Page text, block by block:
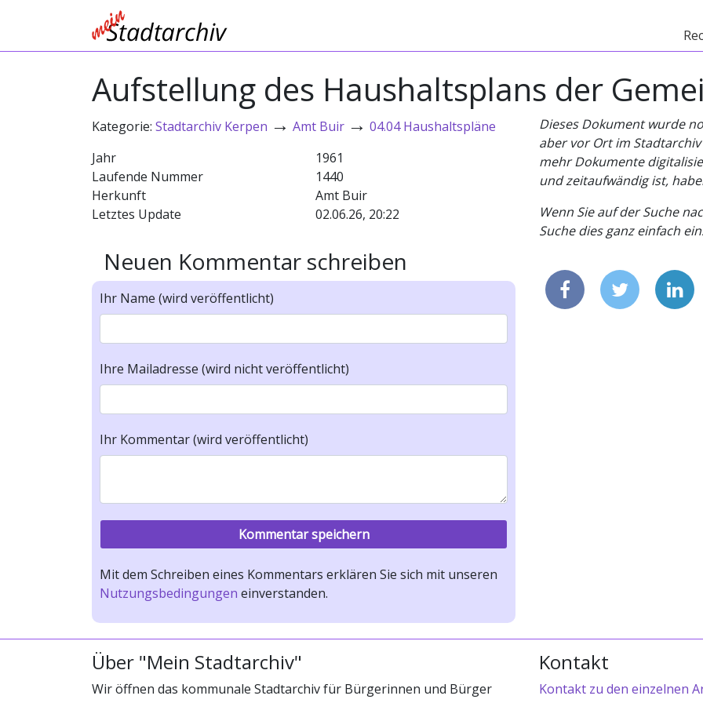
Aufstellung des Haushaltsplans der
Kategorie: Stadtarchiv Kerpen → Amt Buir → 04.04 Haushaltspläne
Jahr
1961
Laufende Nummer
1440
Herkunft
Amt Buir
Letztes Update
02.06.26, 20:22
Neuen Kommentar schreiben
Ihr Name (wird veröffentlicht)
Ihre Mailadresse (wird nicht veröffentlicht)
Ihr Kommentar (wird veröffentlicht)
Mit dem Schreiben eines Kommentars erklären Sie sich mit unseren
Nutzungsbedingungen einverstanden.
Dieses Dokument wurde
aber vor Ort im
mehr Dokumente
und zeitaufwändig ist,
Wenn Sie auf der Suche
Suche dies ganz einfach
Über "Mein Stadtarchiv"
Wir öffnen das kommunale Stadtarchiv für Bürgerinnen und Bürger
Kontakt
Kontakt zu den einzelnen